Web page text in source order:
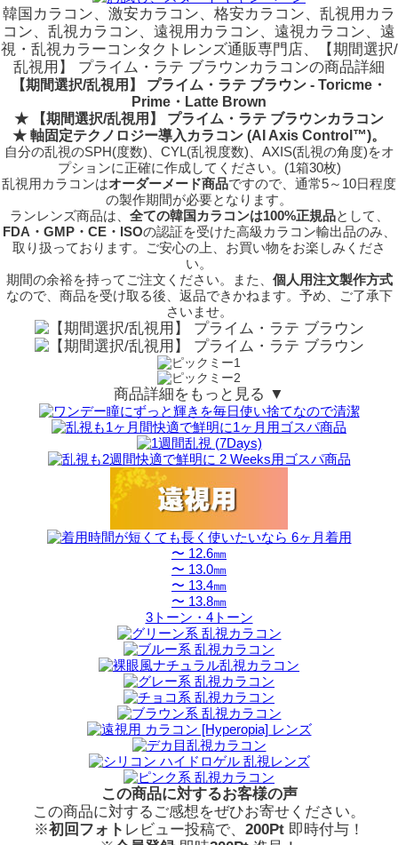
韓国カラコン、激安カラコン、格安カラコン、乱視用カラ
コン、乱視カラコン、遠視用カラコン、遠視カラコン、遠
視・乱視カラーコンタクトレンズ通販専門店、【期間選択/
乱視用】 プライム・ラテ ブラウンカラコンの商品詳細
【期間選択/乱視用】 プライム・ラテ ブラウン - Toricme・
Prime・Latte Brown
★ 【期間選択/乱視用】 プライム・ラテ ブラウンカラコン
★ 軸固定テクノロジー導入カラコン (AI Axis Control™)。
自分の乱視のSPH(度数)、CYL(乱視度数)、AXIS(乱視の角度)をオ
プションに正確に作成してください。(1箱30枚)
乱視用カラコンはオーダーメード商品ですので、 通常5～10日程度
の製作期間が必要となります。
ランレンズ商品は、 全ての韓国カラコンは100%正規品として、
FDA・GMP・CE・ISOの認証を受けた高級カラコン輸出品のみ、
取り扱っております。ご安心の上、お買い物をお楽しみくださ
い。
期間の余裕を持ってご注文ください。また、 個人用注文製作方式
なので、商品を受け取る後、返品できかねます。予め、ご了承下
さいませ。
商品詳細をもっと見る ▼
〜 12.6㎜
〜 13.0㎜
〜 13.4㎜
〜 13.8㎜
3トーン・4トーン
この商品に対するお客様の声
この商品に対するご感想をぜひお寄せください。
※初回フォト レビュー投稿で、 200Pt 即時付与！